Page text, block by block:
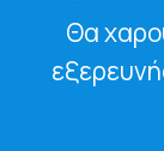
Θα